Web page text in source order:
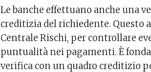
Le banche effettuano anche una
creditizia del richiedente. Questo
Centrale Rischi, per controllare
puntualità nei pagamenti. È
verifica con un quadro creditizio